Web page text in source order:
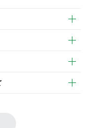
ます。
品を発送いたします。
以降のご注文は週明け
ご負担とさせていただ
ージ内 購入履歴画面に